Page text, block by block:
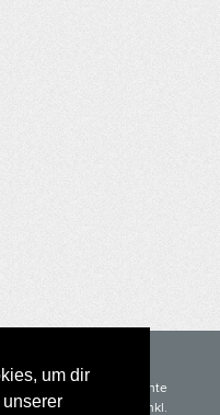
um dir
© 2005 - 2024. Alle Rechte
Preise verstehen sich inkl.